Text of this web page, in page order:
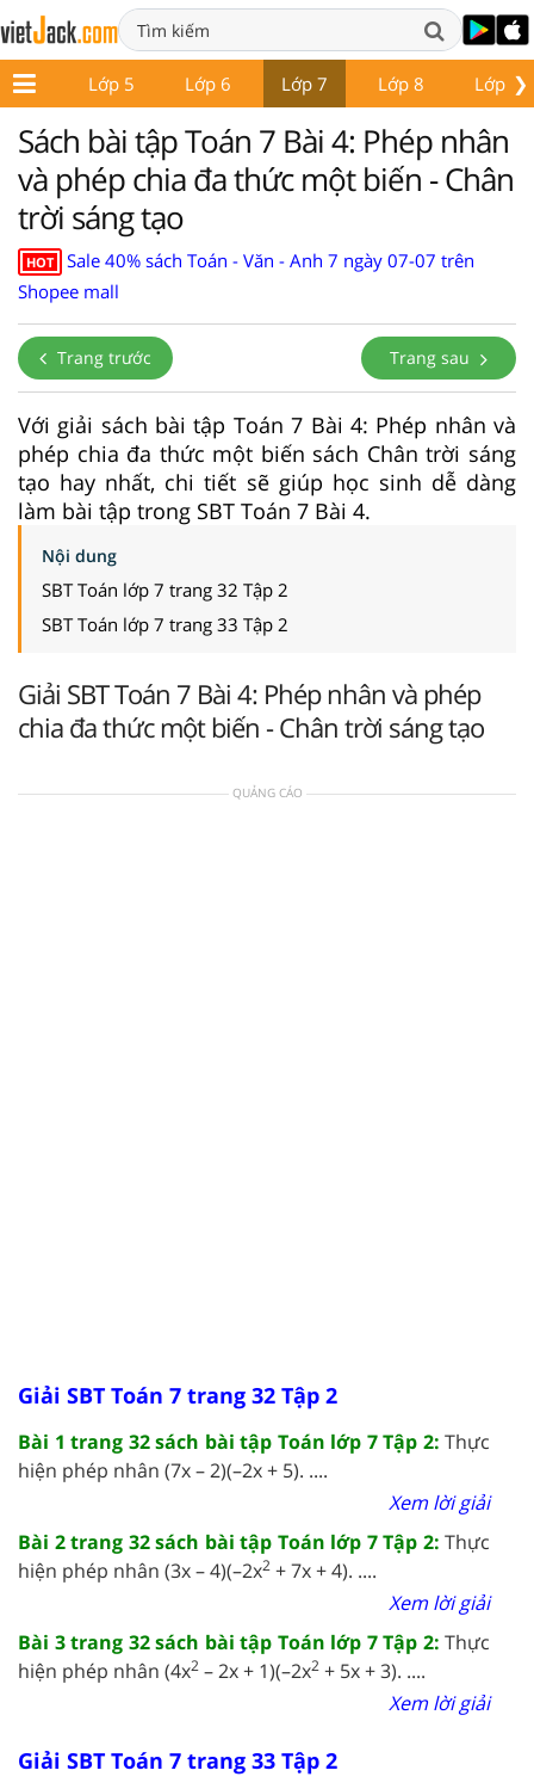
❯
4 Lớp 5 Lớp 6 Lớp 7 Lớp 8 Lớp 9
Sách bài tập Toán 7 Bài 4: Phép nhân
và phép chia đa thức một biến - Chân
trời sáng tạo
HOT
Sale 40% sách Toán - Văn - Anh 7 ngày 07-07 trên
Shopee mall
Trang trước Trang sau
Với giải sách bài tập Toán 7 Bài 4: Phép nhân và
phép chia đa thức một biến sách Chân trời sáng
tạo hay nhất, chi tiết sẽ giúp học sinh dễ dàng
làm bài tập trong SBT Toán 7 Bài 4.
Nội dung
SBT Toán lớp 7 trang 32 Tập 2
SBT Toán lớp 7 trang 33 Tập 2
Giải SBT Toán 7 Bài 4: Phép nhân và phép
chia đa thức một biến - Chân trời sáng tạo
QUẢNG CÁO
Giải SBT Toán 7 trang 32 Tập 2
Bài 1 trang 32 sách bài tập Toán lớp 7 Tập 2: Thực
hiện phép nhân (7x – 2)(–2x + 5). ....
Xem lời giải
Bài 2 trang 32 sách bài tập Toán lớp 7 Tập 2: Thực
hiện phép nhân (3x – 4)(–2x2 + 7x + 4). ....
Xem lời giải
Bài 3 trang 32 sách bài tập Toán lớp 7 Tập 2: Thực
hiện phép nhân (4x2 – 2x + 1)(–2x2 + 5x + 3). ....
Xem lời giải
Giải SBT Toán 7 trang 33 Tập 2